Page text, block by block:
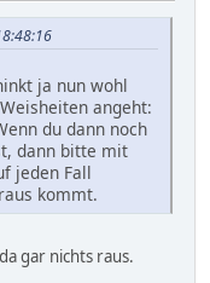
ja nun wohl
angeht:
du dann noch
dann bitte mit
jeden Fall
kommt.
gar nichts raus.